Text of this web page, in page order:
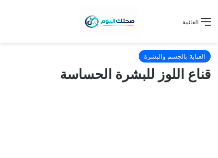
القائمة
العناية بالجسم والبشرة
قناع اللوز للبشرة الحساسة